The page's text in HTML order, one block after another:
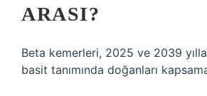
ARASI?
Beta kemerleri, 2025 ve 2039
basit tanımında doğanları